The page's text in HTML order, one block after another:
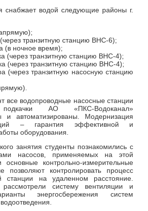
снабжает водой следующие районы г.
(через транзитную станцию ВНС-6);
(в ночное время);
(через транзитную станцию ВНС-4);
(через транзитную станцию ВНС-4);
(через транзитную насосную станцию
все водопроводные насосные станции
АО «ПКС-Водоканал»
и автоматизированы. Модернизация
– гарантия эффективной и
оборудования.
занятия студенты познакомились с
насосов, применяемых на этой
основные контрольно-измерительные
позволяют контролировать процесс
станции на удаленном расстояние.
систему вентиляции и
энергосбережения систем